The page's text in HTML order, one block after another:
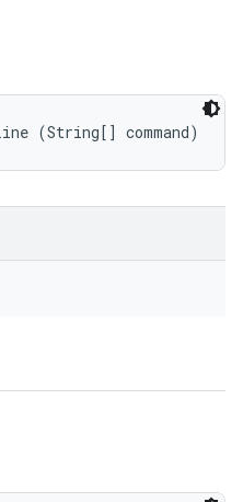
(String[] command)